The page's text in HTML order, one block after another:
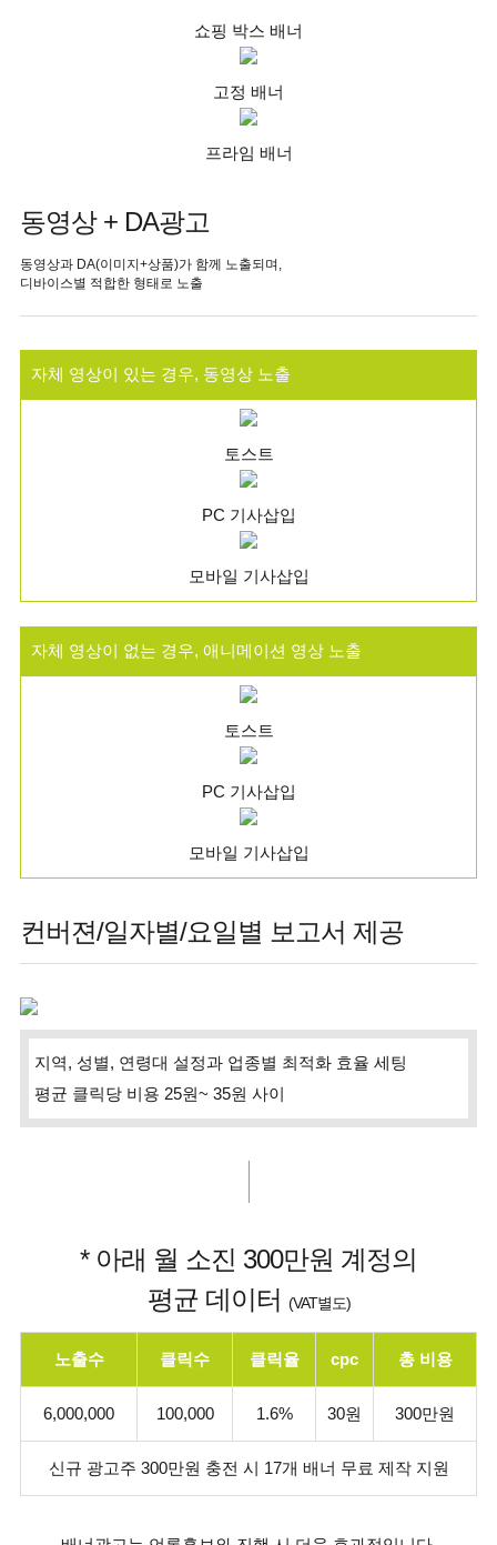
쇼핑 박스 배너
고정 배너
프라임 배너
동영상 + DA광고
동영상과 DA(이미지+상품)가 함께 노출되며,
디바이스별 적합한 형태로 노출
자체 영상이 있는 경우, 동영상 노출
토스트
PC 기사삽입
모바일 기사삽입
자체 영상이 없는 경우, 애니메이션 영상 노출
토스트
PC 기사삽입
모바일 기사삽입
컨버젼/일자별/요일별 보고서 제공
지역, 성별, 연령대 설정과 업종별 최적화 효율 세팅
평균 클릭당 비용 25원~ 35원 사이
* 아래 월 소진 300만원 계정의
평균 데이터
(VAT별도)
노출수 클릭수 클릭율 cpc 총 비용
6,000,000 100,000 1.6% 30원 300만원
신규 광고주 300만원 충전 시 17개 배너 무료 제작 지원